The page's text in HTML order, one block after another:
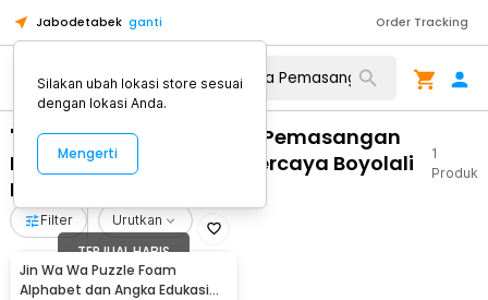
Jabodetabek ganti Order Tracking
"WA 0812 2782 5310 Jasa Pemasangan
Plafon Model Seling Terpercaya Boyolali
Boyolali"
1
Produk
Filter Urutkan
TERJUAL HABIS
Jin Wa Wa Puzzle Foam
Alphabet dan Angka Edukasi
Silakan ubah lokasi store sesuai
dengan lokasi Anda.
Mengerti